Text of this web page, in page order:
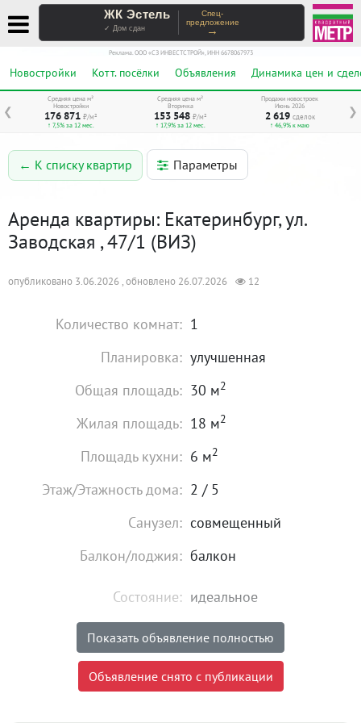
ЖК Эстель
✓ Дом сдан
Спец-
предложение
→
Реклама. ООО «СЗ ИНВЕСТСТРОЙ», ИНН 6678067973
Новостройки Котт. посёлки Объявления Динамика цен и
❮ ❯
Средняя цена м²
Новостройки
176 871 ₽/м²
↑ 7,5% за 12 мес.
Средняя цена м²
Вторичка
153 548 ₽/м²
↑ 17,9% за 12 мес.
Продажи новостроек
Июнь 2026
2 619 сделок
↑ 46,9% к маю
← К списку квартир Параметры
Аренда квартиры: Екатеринбург, ул.
Заводская , 47/1 (ВИЗ)
опубликовано 3.06.2026 , обновлено 26.07.2026 12
Количество комнат: 1
Планировка: улучшенная
Общая площадь: 30 м2
Жилая площадь: 18 м2
Площадь кухни: 6 м2
Этаж/Этажность дома: 2 / 5
Санузел: совмещенный
Балкон/лоджия: балкон
Состояние: идеальное
Мебель:
Цена: 2 000₽в сутки
Показать объявление полностью
Объявление снято с публикации